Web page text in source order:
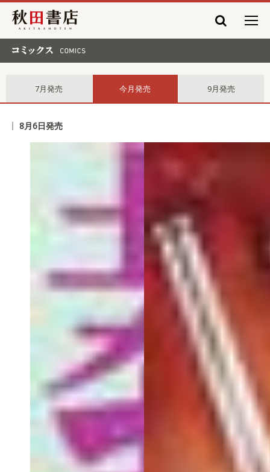
秋田書店
7月発売 今月発売 9月発売
8月6日発売